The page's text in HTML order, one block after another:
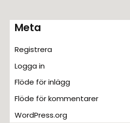
Meta
Registrera
Logga in
Flöde för inlägg
Flöde för kommentarer
WordPress.org